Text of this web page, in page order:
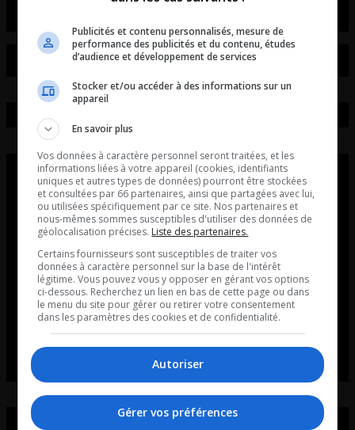
Publicités et contenu personnalisés, mesure de
performance des publicités et du contenu, études
d’audience et développement de services
Stocker et/ou accéder à des informations sur un
appareil
En savoir plus
Vos données à caractère personnel seront traitées, et les
informations liées à votre appareil (cookies, identifiants
uniques et autres types de données) pourront être stockées
et consultées par 66 partenaires, ainsi que partagées avec lui,
ou utilisées spécifiquement par ce site. Nos partenaires et
nous-mêmes sommes susceptibles d'utiliser des données de
géolocalisation précises. Liste des partenaires.
Certains fournisseurs sont susceptibles de traiter vos
données à caractère personnel sur la base de l'intérêt
légitime. Vous pouvez vous y opposer en gérant vos options
ci-dessous. Recherchez un lien en bas de cette page ou dans
le menu du site pour gérer ou retirer votre consentement
dans les paramètres des cookies et de confidentialité.
Autoriser
Gérer vos préférences